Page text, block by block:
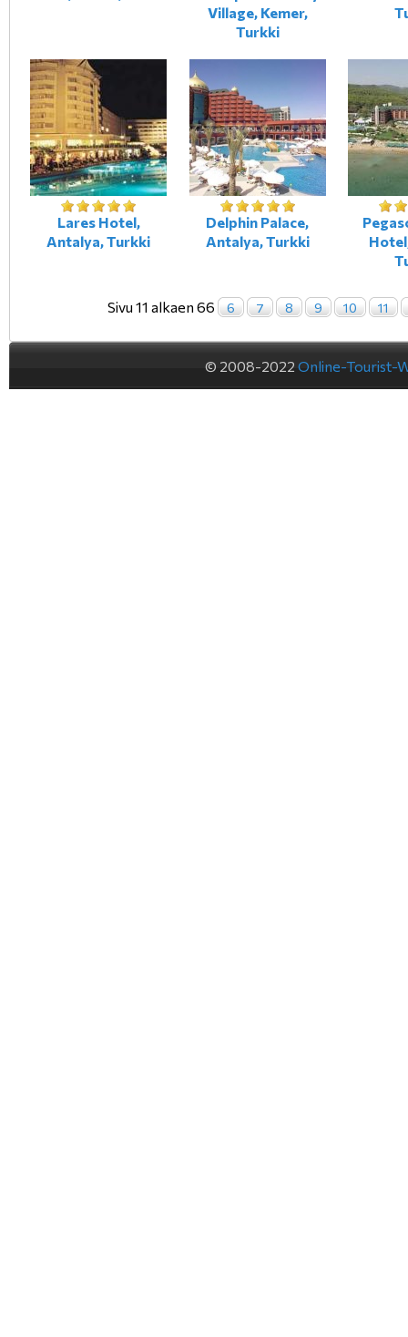
Village, Kemer,
Turkki
Lares Hotel,
Antalya, Turkki
Delphin Palace,
Antalya, Turkki
Sivu 11 alkaen 66 6 7 8 9 10 11
© 2008-2022 Online-Tourist-